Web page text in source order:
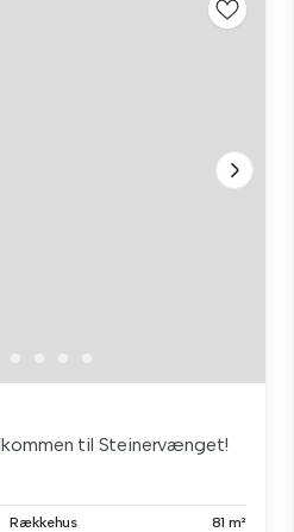
til Steinervænget!
Rækkehus 81 m²